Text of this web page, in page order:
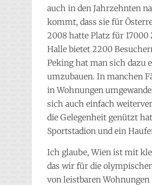
auch in den Jahrzehnten
kommt, dass sie für
2008 hatte Platz für 17000
Halle bietet 2200
Peking hat man sich dazu
umzubauen. In manchen
in Wohnungen
sich auch einfach
die Gelegenheit genützt
Sportstadion und ein
Ich glaube, Wien ist mit
das wir für die
von leistbaren